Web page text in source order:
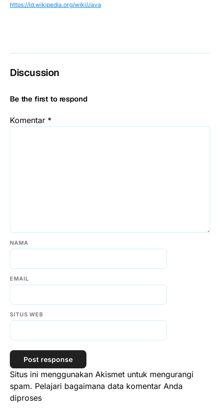
https://id.wikipedia.org/wiki/Java
Discussion
Be the first to respond
Komentar *
NAMA
EMAIL
SITUS WEB
Situs ini menggunakan Akismet untuk mengurangi
spam. Pelajari bagaimana data komentar Anda
diproses